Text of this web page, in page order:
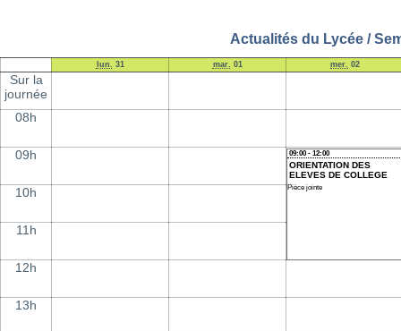
Actualités du Lycée /
09:00 - 12:00
ORIENTATION DES
ELEVES DE COLLEGE
Pièce jointe
lun. 31 mar. 01 mer. 02
Sur la
journée
08h
09h
10h
11h
12h
13h